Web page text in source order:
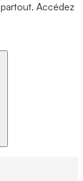
Accédez